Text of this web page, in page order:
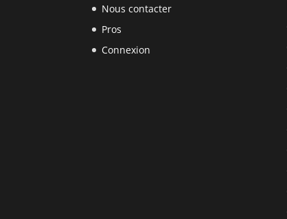
Nous contacter
Pros
Connexion